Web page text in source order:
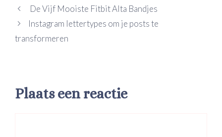
De Vijf Mooiste Fitbit Alta Bandjes
Instagram lettertypes om je posts te
transformeren
Plaats een reactie